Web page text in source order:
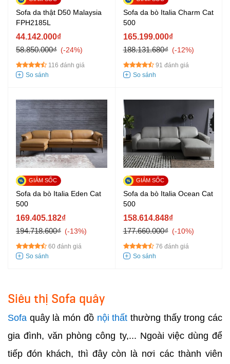
Sofa da thật D50 Malaysia
FPH2185L
44.142.000₫
58.850.000₫
-24%
116 đánh giá
Sofa da bò Italia Charm Cat
500
165.199.000₫
188.131.680₫
-12%
91 đánh giá
Sofa da bò Italia Eden Cat
500
169.405.182₫
194.718.600₫
-13%
60 đánh giá
Sofa da bò Italia Ocean Cat
500
158.614.848₫
177.660.000₫
-10%
76 đánh giá
Siêu thị Sofa quây
Sofa quây là món đồ nội thất thường thấy trong các
gia đình, văn phòng công ty,... Ngoài việc dùng để
tiếp đón khách, thì đây còn là nơi các thành viên